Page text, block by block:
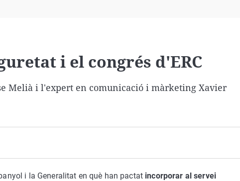
i el congrés d'ERC
Melià i l'expert en comunicació i màrketing Xavier
i la Generalitat en què han pactat incorporar al servei